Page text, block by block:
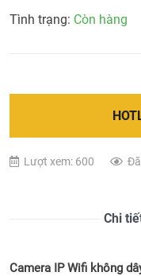
Tình trạng: Còn hàng
Lượt xem: 600
Chi
Camera IP Wifi không